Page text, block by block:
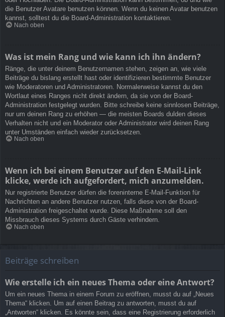
die Benutzer Avatare benutzen können. Wenn du keinen Avatar benutzen
kannst, solltest du die Board-Administration kontaktieren.
Nach oben
Was ist mein Rang und wie kann ich ihn ändern?
Ränge, die unter deinem Benutzernamen stehen, zeigen an, wie viele
Beiträge du bislang erstellt hast oder identifizieren bestimmte Benutzer
wie Moderatoren und Administratoren. Normalerweise kannst du den
Wortlaut eines Ranges nicht direkt ändern, da sie von der Board-
Administration festgelegt wurden. Bitte schreibe keine sinnlosen Beiträge,
nur um deinen Rang zu erhöhen — die meisten Boards dulden dieses
Verhalten nicht und ein Moderator oder Administrator wird deinen Rang
unter Umständen einfach wieder zurücksetzen.
Nach oben
Wenn ich bei einem Benutzer auf den E-Mail-Link
klicke, werde ich aufgefordert, mich anzumelden.
Nur registrierte Benutzer dürfen die foreninterne E-Mail-Funktion für
Nachrichten an andere Benutzer nutzen, falls diese von der Board-
Administration freigeschaltet wurde. Diese Maßnahme soll den
Missbrauch dieses Systems durch Gäste verhindern.
Nach oben
Beiträge schreiben
Wie erstelle ich ein neues Thema oder eine Antwort?
Um ein neues Thema in einem Forum zu eröffnen, musst du auf „Neues
Thema“ klicken. Um auf einen Beitrag zu antworten, musst du auf
„Antworten“ klicken. Es könnte sein, dass eine Registrierung erforderlich